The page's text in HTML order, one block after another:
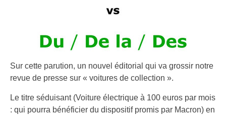
Sur cette parution, un nouvel éditorial qui va grossir notre
revue de presse sur « voitures de collection ».
Le titre séduisant (Voiture électrique à 100 euros par mois
: qui pourra bénéficier du dispositif promis par Macron) en